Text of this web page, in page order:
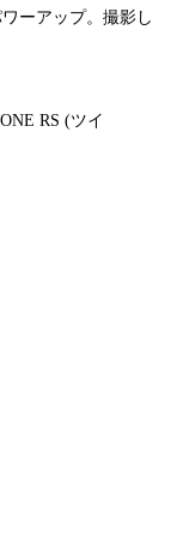
ーアップ。撮影し
RS (ツイ